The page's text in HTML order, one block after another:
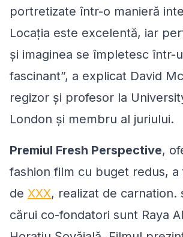
portretizate într-o manieră
Locația este excelentă, iar
și imaginea se împletesc într-
fascinant”, a explicat David
regizor și profesor la
London și membru al juriului.
Premiul Fresh Perspective,
fashion film cu buget redus, a
de XXX, realizat de carnation.
cărui co-fondatori sunt Raya